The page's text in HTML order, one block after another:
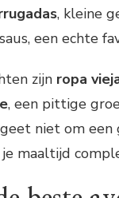
, kleine
een echte
zijn ropa
, een pittige
niet om
maaltijd